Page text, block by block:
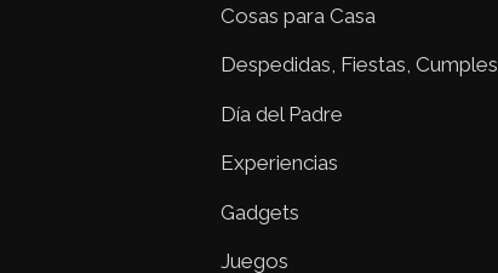
Cosas para Casa
Despedidas, Fiestas, Cumples
Día del Padre
Experiencias
Gadgets
Juegos